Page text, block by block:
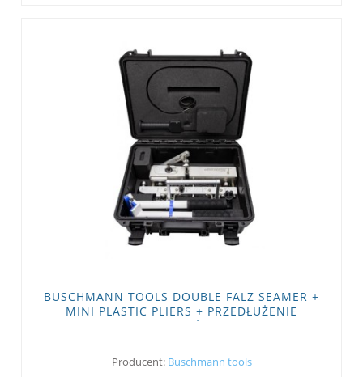
BUSCHMANN TOOLS DOUBLE FALZ SEAMER +
MINI PLASTIC PLIERS + PRZEDŁUŻENIE
RĘKOJEŚCI
Producent: Buschmann tools